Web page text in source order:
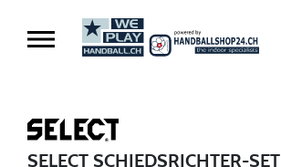
SELECT SCHIEDSRICHTER-SET